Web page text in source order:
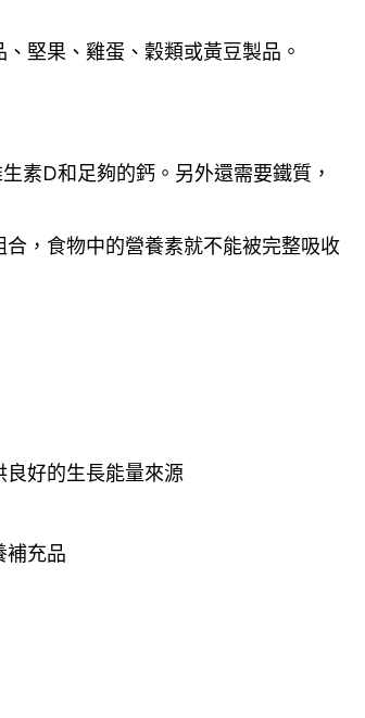
堅果、雞蛋、穀類或黃豆製品。
素D和足夠的鈣。另外還需要鐵質，
，食物中的營養素就不能被完整吸收
好的生長能量來源
補充品